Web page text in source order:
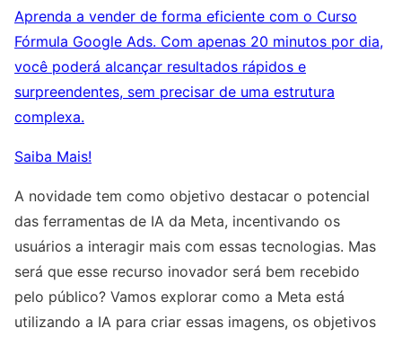
Aprenda a vender de forma eficiente com o Curso
Fórmula Google Ads. Com apenas 20 minutos por dia,
você poderá alcançar resultados rápidos e
surpreendentes, sem precisar de uma estrutura
complexa.
Saiba Mais!
A novidade tem como objetivo destacar o potencial
das ferramentas de IA da Meta, incentivando os
usuários a interagir mais com essas tecnologias. Mas
será que esse recurso inovador será bem recebido
pelo público? Vamos explorar como a Meta está
utilizando a IA para criar essas imagens, os objetivos